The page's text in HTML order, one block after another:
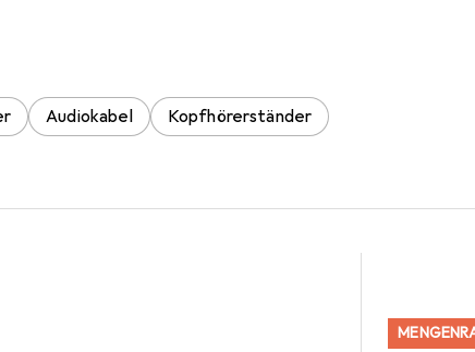
Audiokabel Kopfhörerständer